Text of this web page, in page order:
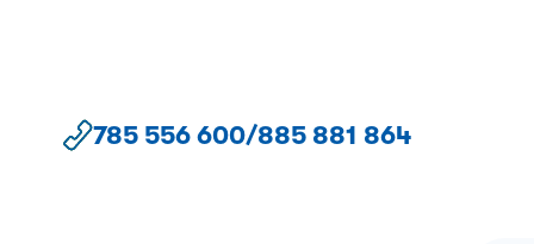
785 556 600/885 881 864